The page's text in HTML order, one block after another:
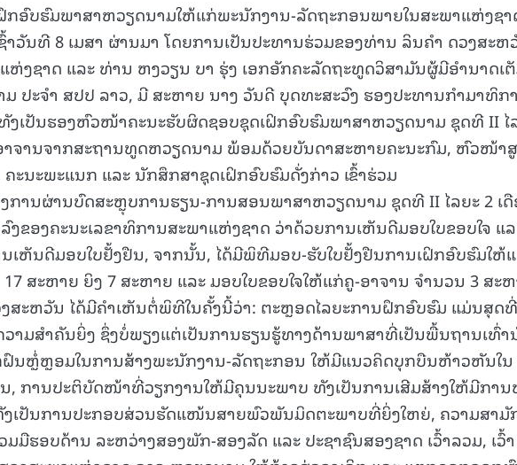
ອົບຮົມພາສາຫວຽດນາມໃຫ້ແກ່ພະນັກງານ-ລັດຖະກອນພາຍໃນສະພາແຫ່ງຊ
າວັນທີ 8 ເມສາ ຜ່ານມາ ໂດຍການເປັນປະທານຮ່ວມຂອງທ່ານ ລິນຄໍາ ດວງສະຫ
ຫ່ງຊາດ ແລະ ທ່ານ ຫງວຽນ ບາ ຮຸ່ງ ເອກອັກຄະລັດຖະທູດວິສາມັນຜູ້ມີອຳນາດເ
ປະຈຳ ສປປ ລາວ, ມີ ສະຫາຍ ນາງ ວັນດີ ບຸດທະສະວົງ ຮອງປະທານກຳມາທິກ
ງເປັນຮອງຫົວໜ້າຄະນະຮັບຜິດຊອບຊຸດເຝິກອົບຮົມພາສາຫວຽດນາມ ຊຸດທີ II ໄ
າຈານຈາກສະຖານທູດຫວຽດນາມ ພ້ອມດ້ວຍບັນດາສະຫາຍຄະນະກົມ, ຫົວໜ້າ
ນະພະແນກ ແລະ ນັກສຶກສາຊຸດເຝິກອົບຮົມດັ່ງກ່າວ ເຂົ້າຮ່ວມ
ານຜ່ານບົດສະຫຼຸບການຮຽນ-ການສອນພາສາຫວຽດນາມ ຊຸດທີ II ໄລຍະ 2 ເ
ຂອງຄະນະເລຂາທິການສະພາແຫ່ງຊາດ ວ່າດ້ວຍການເຫັນດີມອບໃບຂອບໃຈ ແ
ເຫັນດີມອບໃບຢັ້ງຢືນ, ຈາກນັ້ນ, ໄດ້ມີພິທີມອບ-ຮັບໃບຢັ້ງຢືນການເຝິກອົບຮົມໃຫ້
ສະຫາຍ ຍິງ 7 ສະຫາຍ ແລະ ມອບໃບຂອບໃຈໃຫ້ແກ່ຄູ-ອາຈານ ຈຳນວນ 3 ສະ
ະຫວັນ ໄດ້ມີຄຳເຫັນຕໍ່ພິທີໃນຄັ້ງນີ້ວ່າ: ຕະຫຼອດໄລຍະການຝຶກອົບຮົມ ແມ່ນສຸດ
າມສຳຄັນຍິ່ງ ຊຶ່ງບໍ່ພຽງແຕ່ເປັນການຮຽນຮູ້ທາງດ້ານພາສາທີ່ເປັນພື້ນຖານເທົ່າ
ນຫຼໍ່ຫຼອມໃນການສ້າງພະນັກງານ-ລັດຖະກອນ ໃຫ້ມີແນວຄິດບຸກບືນຫ້າວຫັນໃນ
, ການປະຕິບັດໜ້າທີ່ວຽກງານໃຫ້ມີຄຸນນະພາບ ທັງເປັນການເສີມສ້າງໃຫ້ມີກາ
ເປັນການປະກອບສ່ວນຮັດແໜ້ນສາຍພົວພັນມິດຕະພາບທີ່ຍິ່ງໃຫຍ່, ຄວາມສາມັ
ມມືຮອບດ້ານ ລະຫວ່າງສອງພັກ-ສອງລັດ ແລະ ປະຊາຊົນສອງຊາດ ເວົ້າລວມ, ເວົ້າ
15.039(06-08-